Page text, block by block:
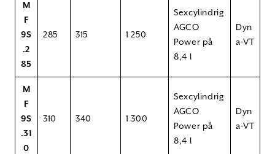
M
F
9S
.2
85
285 315 1 250
Sexcylindrig
AGCO
Power på
8,4 l
Dyn
a-VT
M
F
9S
.31
0
310 340 1 300
Sexcylindrig
AGCO
Power på
8,4 l
Dyn
a-VT